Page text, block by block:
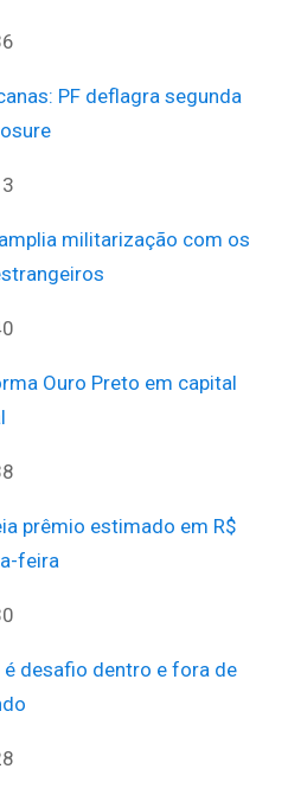
PF deflagra segunda
militarização com os
Ouro Preto em capital
prêmio estimado em R$
feira
é desafio dentro e fora de